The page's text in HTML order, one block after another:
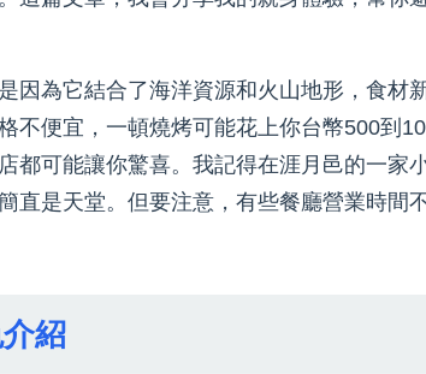
因為它結合了海洋資源和火山地形，食材
不便宜，一頓燒烤可能花上你台幣500到
都可能讓你驚喜。我記得在涯月邑的一家
直是天堂。但要注意，有些餐廳營業時間
紹